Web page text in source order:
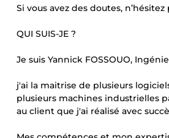
Si vous avez des doutes,
QUI SUIS-JE ?
Je suis Yannick FOSSOUO,
j'ai la maitrise de plusieurs
plusieurs machines industrielles
au client que j'ai réalisé avec